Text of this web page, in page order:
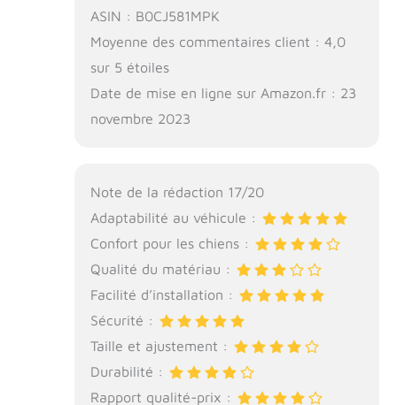
ASIN : B0CJ581MPK
Moyenne des commentaires client : 4,0
sur 5 étoiles
Date de mise en ligne sur Amazon.fr : 23
novembre 2023
Note de la rédaction 17/20
Adaptabilité au véhicule :
Confort pour les chiens :
Qualité du matériau :
Facilité d’installation :
Sécurité :
Taille et ajustement :
Durabilité :
Rapport qualité-prix :